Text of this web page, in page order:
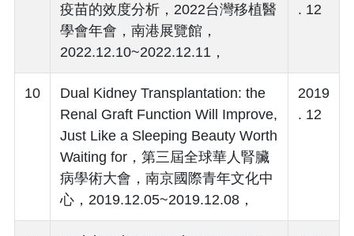
疫苗的效度分析，2022台灣移植醫
學會年會，南港展覽館，
2022.12.10~2022.12.11，
. 12
10
Dual Kidney Transplantation: the
Renal Graft Function Will Improve,
Just Like a Sleeping Beauty Worth
Waiting for，第三屆全球華人腎臟
病學術大會，南京國際青年文化中
心，2019.12.05~2019.12.08，
2019
. 12